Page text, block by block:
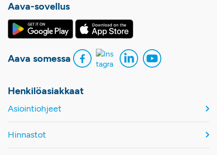
Aava-sovellus
Aava somessa
Henkilöasiakkaat
Asiointiohjeet
Hinnastot